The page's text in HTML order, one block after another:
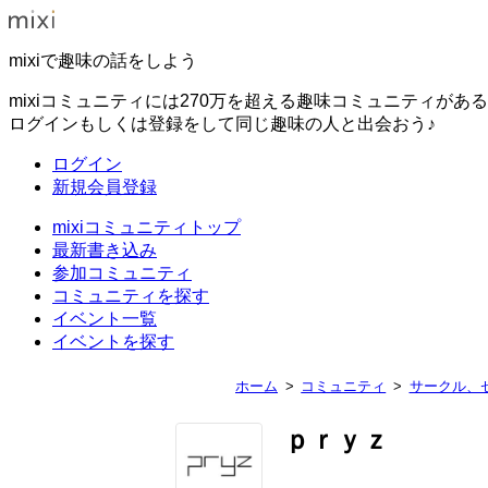
mixiで趣味の話をしよう
mixiコミュニティには270万を超える趣味コミュニティがある
ログインもしくは登録をして同じ趣味の人と出会おう♪
ログイン
新規会員登録
mixiコミュニティトップ
最新書き込み
参加コミュニティ
コミュニティを探す
イベント一覧
イベントを探す
ホーム コミュニティ サークル、
ｐｒｙｚ